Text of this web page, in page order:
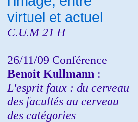
virtuel et actuel
C.U.M 21 H
26/11/09 Conférence
Benoit Kullmann :
L'esprit faux : du cerveau
des facultés au cerveau
des catégories